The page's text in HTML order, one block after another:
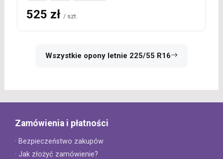
525 zł / szt.
Wszystkie opony letnie 225/55 R16
Zamówienia i płatności
· Bezpieczeństwo zakupów
· Jak złożyć zamówienie?